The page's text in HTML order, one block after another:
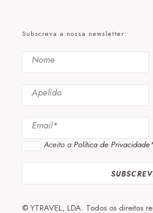
Subscreva a nossa newsletter:
Aceito a Política de
© YTRAVEL, LDA. Todos os direitos